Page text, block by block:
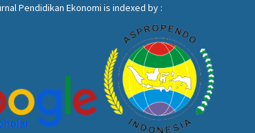
Pendidikan Ekonomi is indexed by :